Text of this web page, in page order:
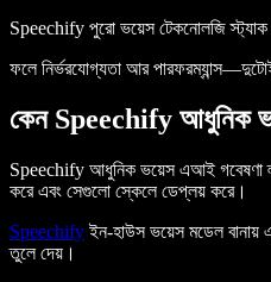
Speechify পুরো ভয়েস টেকনোলজি স্ট্যাক
ফলে নির্ভরযোগ্যতা আর
কেন Speechify আধুনিক
Speechify আধুনিক ভয়েস এআই গবেষণা
করে এবং সেগুলো স্কেলে ডেপ্লয় করে।
Speechifyইন-হাউস ভয়েস মডেল বানায়
তুলে দেয়।